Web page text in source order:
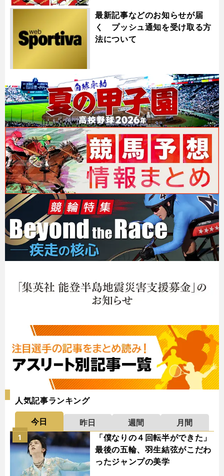
最新記事などのお知らせが届
く プッシュ通知を受け取る方
法について
人気記事ランキング
今日 昨日 週間
月間
「僕なりの４回転半ができた」
最後の五輪、羽生結弦がこだわ
ったジャンプの美学
1